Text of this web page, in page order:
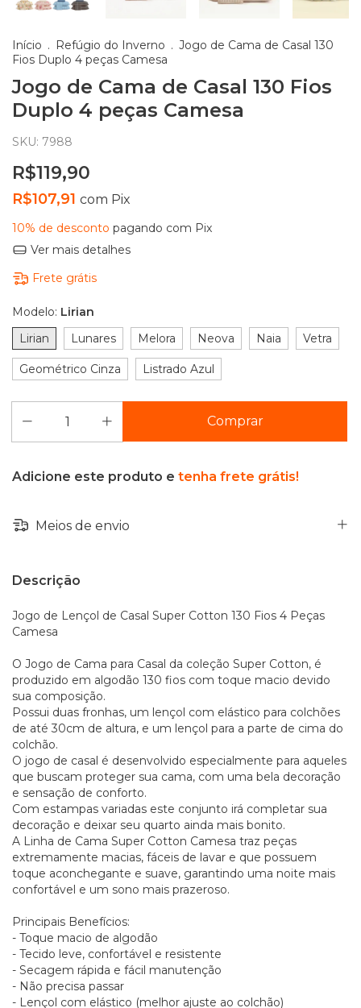
Início . Refúgio do Inverno . Jogo de Cama de Casal 130
Fios Duplo 4 peças Camesa
Jogo de Cama de Casal 130 Fios
Duplo 4 peças Camesa
SKU: 7988
R$119,90
R$107,91 com Pix
10% de desconto pagando com Pix
Ver mais detalhes
Frete grátis
Modelo: Lirian
Lirian
Lunares Melora Neova Naia Vetra
Geométrico Cinza Listrado Azul
Adicione este produto e tenha frete grátis!
Meios de envio
Descrição
Jogo de Lençol de Casal Super Cotton 130 Fios 4 Peças
Camesa
O Jogo de Cama para Casal da coleção Super Cotton, é
produzido em algodão 130 fios com toque macio devido
sua composição.
Possui duas fronhas, um lençol com elástico para colchões
de até 30cm de altura, e um lençol para a parte de cima do
colchão.
O jogo de casal é desenvolvido especialmente para aqueles
que buscam proteger sua cama, com uma bela decoração
e sensação de conforto.
Com estampas variadas este conjunto irá completar sua
decoração e deixar seu quarto ainda mais bonito.
A Linha de Cama Super Cotton Camesa traz peças
extremamente macias, fáceis de lavar e que possuem
toque aconchegante e suave, garantindo uma noite mais
confortável e um sono mais prazeroso.
Principais Benefícios:
- Toque macio de algodão
- Tecido leve, confortável e resistente
- Secagem rápida e fácil manutenção
- Não precisa passar
- Lençol com elástico (melhor ajuste ao colchão)